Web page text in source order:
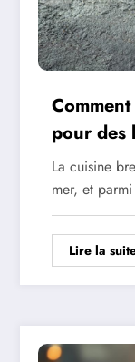
pour des
La cuisine
mer, et
Lire la